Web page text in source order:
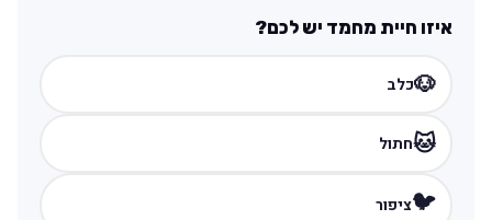
איזו חיית מחמד יש לכם?
🐶כלב
🐱חתול
🐦ציפור